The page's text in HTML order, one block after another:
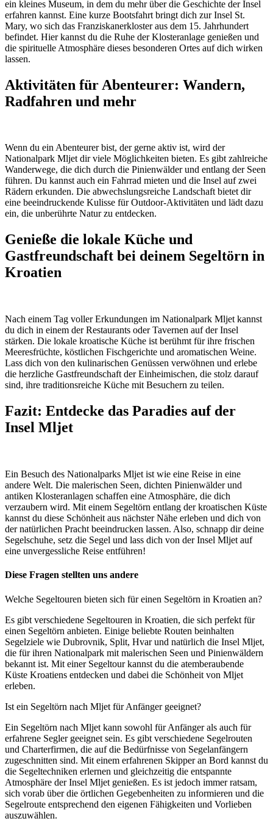
ein kleines Museum, in dem du mehr über die Geschichte der Insel
erfahren kannst. Eine kurze Bootsfahrt bringt dich zur Insel St.
Mary, wo sich das Franziskanerkloster aus dem 15. Jahrhundert
befindet. Hier kannst du die Ruhe der Klosteranlage genießen und
die spirituelle Atmosphäre dieses besonderen Ortes auf dich wirken
lassen.
Aktivitäten für Abenteurer: Wandern,
Radfahren und mehr
Wenn du ein Abenteurer bist, der gerne aktiv ist, wird der
Nationalpark Mljet dir viele Möglichkeiten bieten. Es gibt zahlreiche
Wanderwege, die dich durch die Pinienwälder und entlang der Seen
führen. Du kannst auch ein Fahrrad mieten und die Insel auf zwei
Rädern erkunden. Die abwechslungsreiche Landschaft bietet dir
eine beeindruckende Kulisse für Outdoor-Aktivitäten und lädt dazu
ein, die unberührte Natur zu entdecken.
Genieße die lokale Küche und
Gastfreundschaft bei deinem Segeltörn in
Kroatien
Nach einem Tag voller Erkundungen im Nationalpark Mljet kannst
du dich in einem der Restaurants oder Tavernen auf der Insel
stärken. Die lokale kroatische Küche ist berühmt für ihre frischen
Meeresfrüchte, köstlichen Fischgerichte und aromatischen Weine.
Lass dich von den kulinarischen Genüssen verwöhnen und erlebe
die herzliche Gastfreundschaft der Einheimischen, die stolz darauf
sind, ihre traditionsreiche Küche mit Besuchern zu teilen.
Fazit: Entdecke das Paradies auf der
Insel Mljet
Ein Besuch des Nationalparks Mljet ist wie eine Reise in eine
andere Welt. Die malerischen Seen, dichten Pinienwälder und
antiken Klosteranlagen schaffen eine Atmosphäre, die dich
verzaubern wird. Mit einem Segeltörn entlang der kroatischen Küste
kannst du diese Schönheit aus nächster Nähe erleben und dich von
der natürlichen Pracht beeindrucken lassen. Also, schnapp dir deine
Segelschuhe, setz die Segel und lass dich von der Insel Mljet auf
eine unvergessliche Reise entführen!
Diese Fragen stellten uns andere
Welche Segeltouren bieten sich für einen Segeltörn in Kroatien an?
Es gibt verschiedene Segeltouren in Kroatien, die sich perfekt für
einen Segeltörn anbieten. Einige beliebte Routen beinhalten
Segelziele wie Dubrovnik, Split, Hvar und natürlich die Insel Mljet,
die für ihren Nationalpark mit malerischen Seen und Pinienwäldern
bekannt ist. Mit einer Segeltour kannst du die atemberaubende
Küste Kroatiens entdecken und dabei die Schönheit von Mljet
erleben.
Ist ein Segeltörn nach Mljet für Anfänger geeignet?
Ein Segeltörn nach Mljet kann sowohl für Anfänger als auch für
erfahrene Segler geeignet sein. Es gibt verschiedene Segelrouten
und Charterfirmen, die auf die Bedürfnisse von Segelanfängern
zugeschnitten sind. Mit einem erfahrenen Skipper an Bord kannst du
die Segeltechniken erlernen und gleichzeitig die entspannte
Atmosphäre der Insel Mljet genießen. Es ist jedoch immer ratsam,
sich vorab über die örtlichen Gegebenheiten zu informieren und die
Segelroute entsprechend den eigenen Fähigkeiten und Vorlieben
auszuwählen.